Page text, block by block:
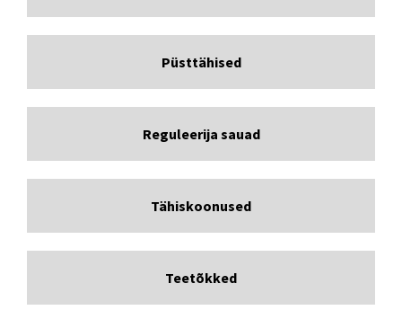
Püsttähised
Reguleerija sauad
Tähiskoonused
Teetõkked